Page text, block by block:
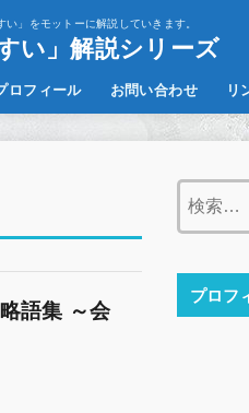
」をモットーに解説していきます。
い」解説シリーズ
ロフィール お問い合わせ リ
語集 ～会
プロフ